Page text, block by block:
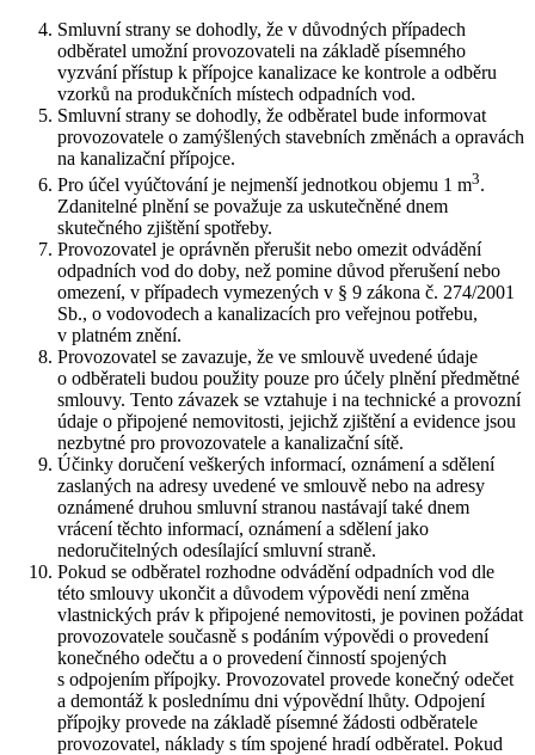
Smluvní strany se dohodly, že v důvodných případech
odběratel umožní provozovateli na základě písemného
vyzvání přístup k přípojce kanalizace ke kontrole a odběru
vzorků na produkčních místech odpadních vod.
Smluvní strany se dohodly, že odběratel bude informovat
provozovatele o zamýšlených stavebních změnách a opravách
na kanalizační přípojce.
Pro účel vyúčtování je nejmenší jednotkou objemu 1 m3.
Zdanitelné plnění se považuje za uskutečněné dnem
skutečného zjištění spotřeby.
Provozovatel je oprávněn přerušit nebo omezit odvádění
odpadních vod do doby, než pomine důvod přerušení nebo
omezení, v případech vymezených v § 9 zákona č. 274/2001
Sb., o vodovodech a kanalizacích pro veřejnou potřebu,
v platném znění.
Provozovatel se zavazuje, že ve smlouvě uvedené údaje
o odběrateli budou použity pouze pro účely plnění předmětné
smlouvy. Tento závazek se vztahuje i na technické a provozní
údaje o připojené nemovitosti, jejichž zjištění a evidence jsou
nezbytné pro provozovatele a kanalizační sítě.
Účinky doručení veškerých informací, oznámení a sdělení
zaslaných na adresy uvedené ve smlouvě nebo na adresy
oznámené druhou smluvní stranou nastávají také dnem
vrácení těchto informací, oznámení a sdělení jako
nedoručitelných odesílající smluvní straně.
Pokud se odběratel rozhodne odvádění odpadních vod dle
této smlouvy ukončit a důvodem výpovědi není změna
vlastnických práv k připojené nemovitosti, je povinen požádat
provozovatele současně s podáním výpovědi o provedení
konečného odečtu a o provedení činností spojených
s odpojením přípojky. Provozovatel provede konečný odečet
a demontáž k poslednímu dni výpovědní lhůty. Odpojení
přípojky provede na základě písemné žádosti odběratele
provozovatel, náklady s tím spojené hradí odběratel. Pokud